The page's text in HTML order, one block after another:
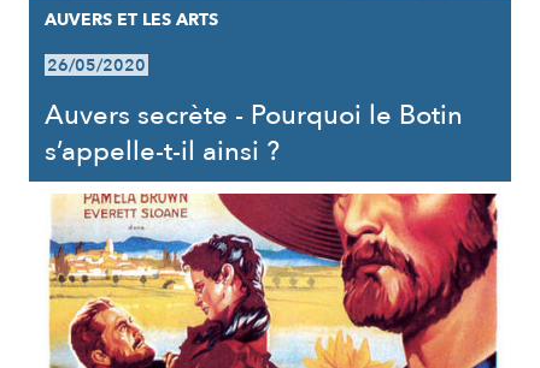
AUVERS ET LES ARTS
26/05/2020
Auvers secrète - Pourquoi le Botin
s’appelle-t-il ainsi ?